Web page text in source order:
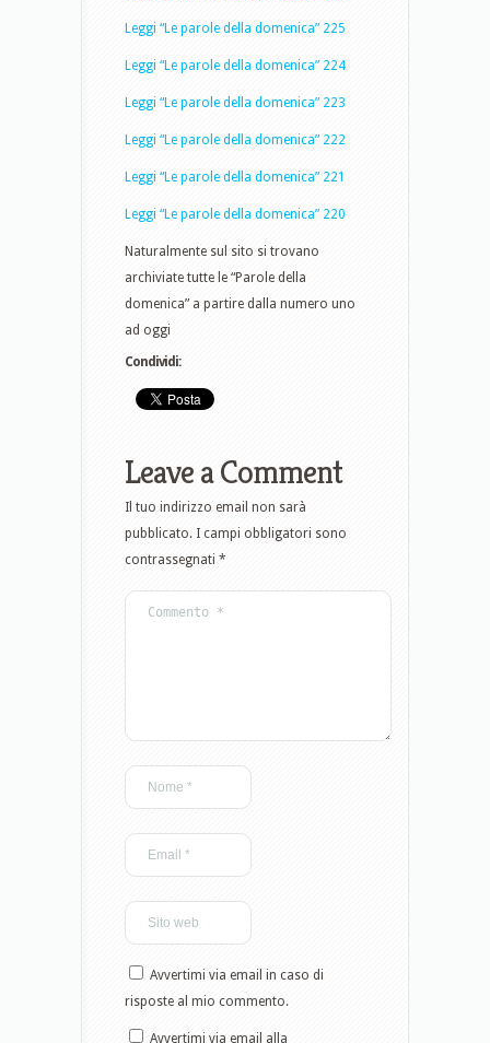
Leggi “Le parole della domenica” 225
Leggi “Le parole della domenica” 224
Leggi “Le parole della domenica” 223
Leggi “Le parole della domenica” 222
Leggi “Le parole della domenica” 221
Leggi “Le parole della domenica” 220
Naturalmente sul sito si trovano
archiviate tutte le “Parole della
domenica” a partire dalla numero uno
ad oggi
Condividi:
Leave a Comment
Il tuo indirizzo email non sarà
pubblicato. I campi obbligatori sono
contrassegnati *
Avvertimi via email in caso di
risposte al mio commento.
Avvertimi via email alla